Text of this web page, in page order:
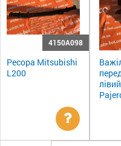
4150A098
Ресора Mitsubishi
L200